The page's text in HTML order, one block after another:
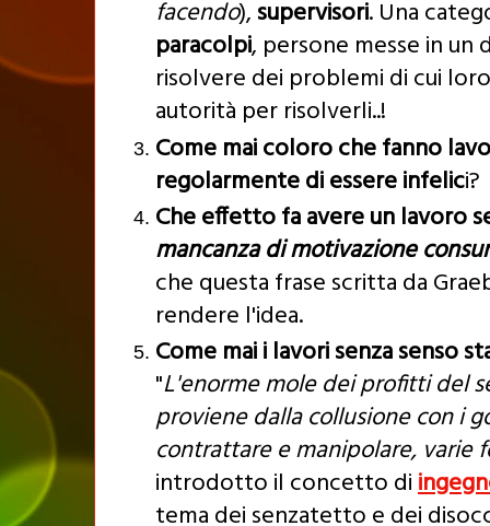
facendo), supervisori. Una
paracolpi, persone messe in
risolvere dei problemi di cui
autorità per risolverli..!
Come mai coloro che fanno
regolarmente di essere infelici?
Che effetto fa avere un lavoro
mancanza di motivazione
che questa frase scritta da
rendere l'idea.
Come mai i lavori senza senso
"L'enorme mole dei profitti del
proviene dalla collusione con i
contrattare e manipolare, varie
introdotto il concetto di
tema dei senzatetto e dei